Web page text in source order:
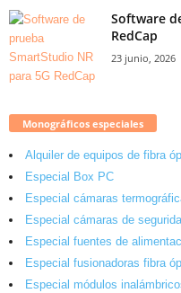
Software
RedCap
23 junio, 2026
Monográficos especiales
Alquiler de equipos de fibra
Especial Box PC
Especial cámaras
Especial cámaras de
Especial fuentes de
Especial fusionadoras fibra
Especial módulos